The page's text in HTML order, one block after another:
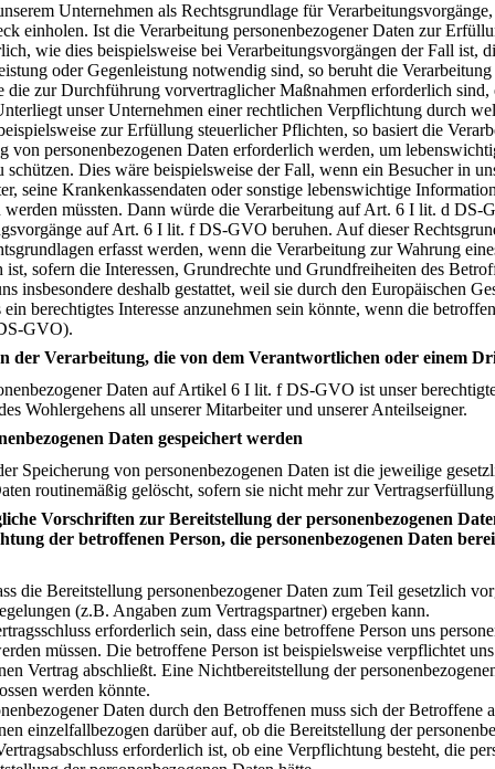
Unternehmen als Rechtsgrundlage für
einholen. Ist die Verarbeitung personenbezogener Daten zur
wie dies beispielsweise bei Verarbeitungsvorgängen der Fall ist,
oder Gegenleistung notwendig sind, so beruht die
die zur Durchführung vorvertraglicher Maßnahmen erforderlich
unser Unternehmen einer rechtlichen Verpflichtung durch
zur Erfüllung steuerlicher Pflichten, so basiert die
von personenbezogenen Daten erforderlich werden, um
schützen. Dies wäre beispielsweise der Fall, wenn ein Besucher in
seine Krankenkassendaten oder sonstige lebenswichtige
werden müssten. Dann würde die Verarbeitung auf Art. 6 I lit. d DS-
auf Art. 6 I lit. f DS-GVO beruhen. Auf dieser
erfasst werden, wenn die Verarbeitung zur Wahrung
sofern die Interessen, Grundrechte und Grundfreiheiten des
insbesondere deshalb gestattet, weil sie durch den Europäischen
berechtigtes Interesse anzunehmen sein könnte, wenn die
GVO).
der Verarbeitung, die von dem Verantwortlichen oder einem
Daten auf Artikel 6 I lit. f DS-GVO ist unser
Wohlergehens all unserer Mitarbeiter und unserer Anteilseigner.
Daten gespeichert werden
Speicherung von personenbezogenen Daten ist die jeweilige
routinemäßig gelöscht, sofern sie nicht mehr zur
Vorschriften zur Bereitstellung der personenbezogenen
der betroffenen Person, die personenbezogenen Daten
die Bereitstellung personenbezogener Daten zum Teil gesetzlich
(z.B. Angaben zum Vertragspartner) ergeben kann.
erforderlich sein, dass eine betroffene Person uns
müssen. Die betroffene Person ist beispielsweise verpflichtet
Vertrag abschließt. Eine Nichtbereitstellung der
werden könnte.
Daten durch den Betroffenen muss sich der Betroffene
einzelfallbezogen darüber auf, ob die Bereitstellung der
erforderlich ist, ob eine Verpflichtung besteht, die